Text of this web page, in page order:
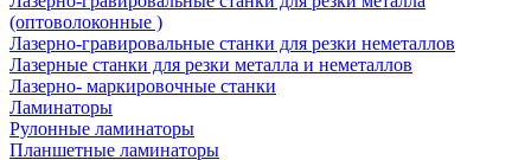
(оптоволоконные )
Лазерно-гравировальные станки для резки неметаллов
Лазерные станки для резки металла и неметаллов
Лазерно- маркировочные станки
Ламинаторы
Рулонные ламинаторы
Планшетные ламинаторы